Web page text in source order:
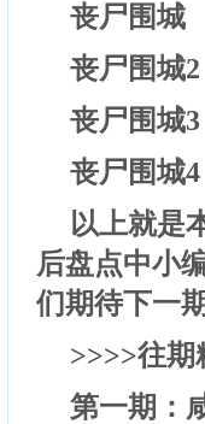
丧尸围城
丧尸围城2
丧尸围城3
丧尸围城4
以上就是
后盘点中小
们期待下一期
>>>>往期
第一期：